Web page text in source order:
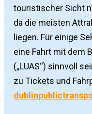
touristischer Sicht
da die meisten
liegen. Für einige
eine Fahrt mit dem
(„LUAS“) sinnvoll
zu Tickets und